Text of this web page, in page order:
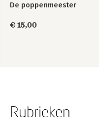
De poppenmeester
€ 15,00
Rubrieken